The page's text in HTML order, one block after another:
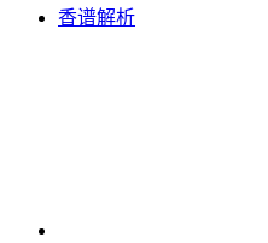
香谱解析